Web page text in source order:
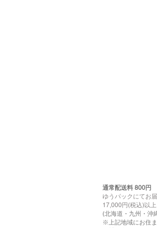
通常配送料 800円​
ゆうパックにてお
17,000円(税込)以
(北海道・九州・沖
※上記地域にお住